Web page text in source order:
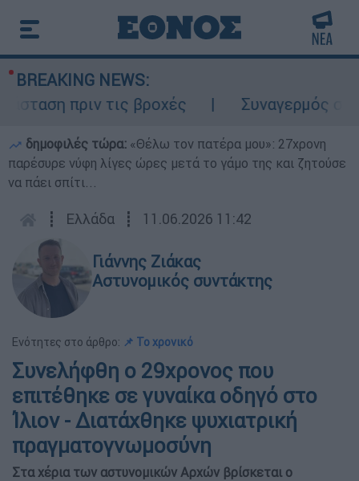
BREAKING NEWS:
πριν τις βροχές
Συναγερμός στον
δημοφιλές τώρα: «Θέλω τον πατέρα μου»: 27χρονη
παρέσυρε νύφη λίγες ώρες μετά το γάμο της και ζητούσε
να πάει σπίτι...
┋ Ελλάδα ┋ 11.06.2026 11:42
Γιάννης Ζιάκας
Αστυνομικός συντάκτης
Ενότητες στο άρθρο: 📌 Το χρονικό
Συνελήφθη ο 29χρονος που
επιτέθηκε σε γυναίκα οδηγό στο
Ίλιον - Διατάχθηκε ψυχιατρική
πραγματογνωμοσύνη
Στα χέρια των αστυνομικών Αρχών βρίσκεται ο